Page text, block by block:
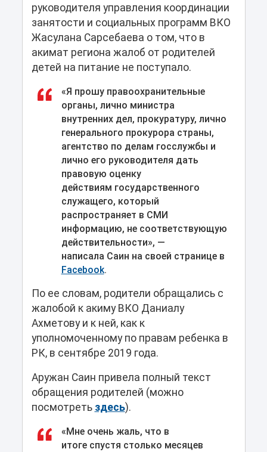
руководителя управления координации
занятости и социальных программ ВКО
Жасулана Сарсебаева о том, что в
акимат региона жалоб от родителей
детей на питание не поступало.
«Я прошу правоохранительные
органы, лично министра
внутренних дел, прокуратуру, лично
генерального прокурора страны,
агентство по делам госслужбы и
лично его руководителя дать
правовую оценку
действиям государственного
служащего, который
распространяет в СМИ
информацию, не соответствующую
действительности», —
написала Саин на своей странице в
Facebook.
По ее словам, родители обращались с
жалобой к акиму ВКО Даниалу
Ахметову и к ней, как к
уполномоченному по правам ребенка в
РК, в сентябре 2019 года.
Аружан Саин привела полный текст
обращения родителей (можно
посмотреть здесь).
«Мне очень жаль, что в
итоге спустя столько месяцев